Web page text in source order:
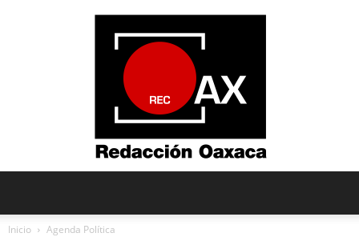
Inicio Agenda Política